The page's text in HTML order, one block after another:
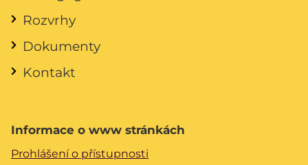
Rozvrhy
Dokumenty
Kontakt
Informace o www stránkách
Prohlášení o přístupnosti